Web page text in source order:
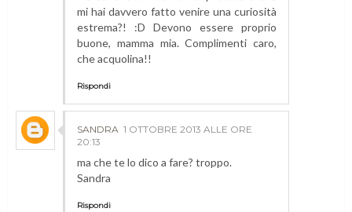
mi hai davvero fatto venire una curiosità
estrema?! :D Devono essere proprio
buone, mamma mia. Complimenti caro,
che acquolina!!
Rispondi
SANDRA 1 OTTOBRE 2013 ALLE ORE
20:13
ma che te lo dico a fare? troppo.
Sandra
Rispondi